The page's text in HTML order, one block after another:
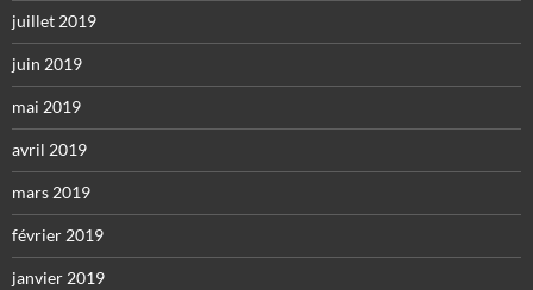
juillet 2019
juin 2019
mai 2019
avril 2019
mars 2019
février 2019
janvier 2019